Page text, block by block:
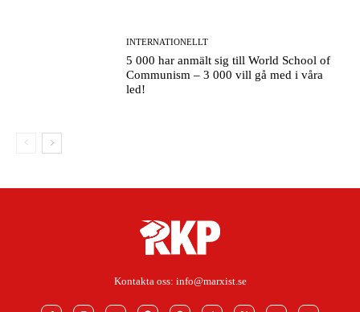
INTERNATIONELLT
5 000 har anmält sig till World School of
Communism – 3 000 vill gå med i våra
led!
Kontakta oss: info@marxist.se